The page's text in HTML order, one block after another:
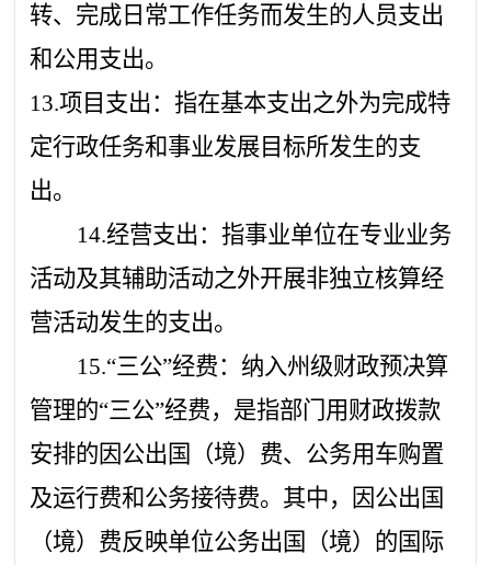
转、完成日常工作任务而发生的人员支出
和公用支出。
13.项目支出：指在基本支出之外为完成特
定行政任务和事业发展目标所发生的支
出。
14.经营支出：指事业单位在专业业务
活动及其辅助活动之外开展非独立核算经
营活动发生的支出。
15.“三公”经费：纳入州级财政预决算
管理的“三公”经费，是指部门用财政拨款
安排的因公出国（境）费、公务用车购置
及运行费和公务接待费。其中，因公出国
（境）费反映单位公务出国（境）的国际